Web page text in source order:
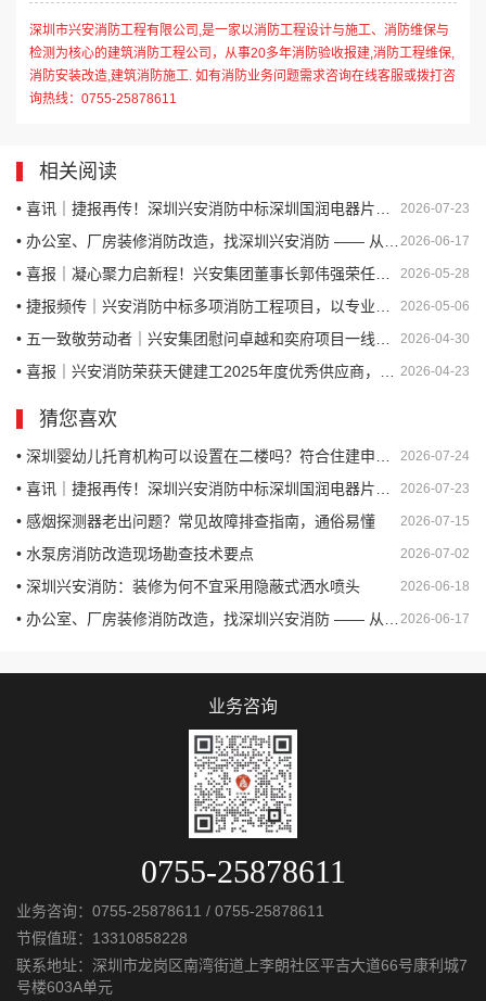
深圳市兴安消防工程有限公司,是一家以消防工程设计与施工、消防维保与
检测为核心的建筑消防工程公司，从事20多年消防验收报建,消防工程维保,
消防安装改造,建筑消防施工. 如有消防业务问题需求咨询在线客服或拨打咨
询热线：0755-25878611
相关阅读
2026-07-23
• 喜讯｜捷报再传！深圳兴安消防中标深圳国润电器片区城市更新项目消防工程（一标段）
2026-06-17
• 办公室、厂房装修消防改造，找深圳兴安消防 —— 从设计到验收，一站式合规交付
2026-05-28
• 喜报｜凝心聚力启新程！兴安集团董事长郭伟强荣任深圳市河南郑州商会创会会长
2026-05-06
• 捷报频传｜兴安消防中标多项消防工程项目，以专业实力护航城市安全
2026-04-30
• 五一致敬劳动者｜兴安集团慰问卓越和奕府项目一线工友，情暖人心守安全
2026-04-23
• 喜报｜兴安消防荣获天健建工2025年度优秀供应商，以专业守护安全
猜您喜欢
2026-07-24
• 深圳婴幼儿托育机构可以设置在二楼吗？符合住建申报验收的条件吗？
2026-07-23
• 喜讯｜捷报再传！深圳兴安消防中标深圳国润电器片区城市更新项目消防工程（一标段）
2026-07-15
• 感烟探测器老出问题？常见故障排查指南，通俗易懂
2026-07-02
• 水泵房消防改造现场勘查技术要点
2026-06-18
• 深圳兴安消防：装修为何不宜采用隐蔽式洒水喷头
2026-06-17
• 办公室、厂房装修消防改造，找深圳兴安消防 —— 从设计到验收，一站式合规交付
业务咨询
0755-25878611
业务咨询： 0755-25878611 / 0755-25878611
节假值班： 13310858228
联系地址：深圳市龙岗区南湾街道上李朗社区平吉大道66号康利城7
号楼603A单元